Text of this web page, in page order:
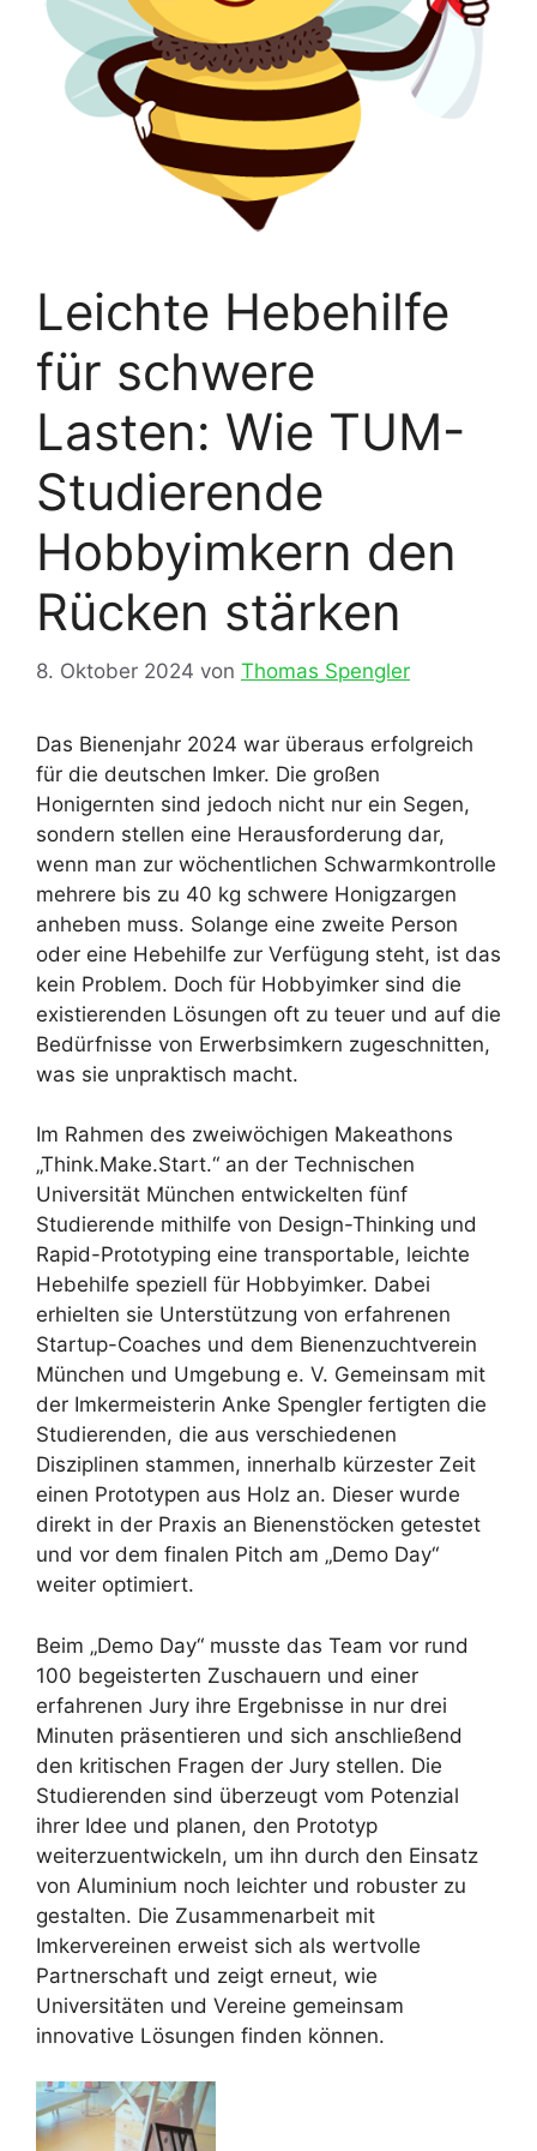
Leichte Hebehilfe
für schwere
Lasten: Wie TUM-
Studierende
Hobbyimkern den
Rücken stärken
8. Oktober 2024 von Thomas Spengler
Das Bienenjahr 2024 war überaus erfolgreich
für die deutschen Imker. Die großen
Honigernten sind jedoch nicht nur ein Segen,
sondern stellen eine Herausforderung dar,
wenn man zur wöchentlichen Schwarmkontrolle
mehrere bis zu 40 kg schwere Honigzargen
anheben muss. Solange eine zweite Person
oder eine Hebehilfe zur Verfügung steht, ist das
kein Problem. Doch für Hobbyimker sind die
existierenden Lösungen oft zu teuer und auf die
Bedürfnisse von Erwerbsimkern zugeschnitten,
was sie unpraktisch macht.
Im Rahmen des zweiwöchigen Makeathons
„Think.Make.Start.“ an der Technischen
Universität München entwickelten fünf
Studierende mithilfe von Design-Thinking und
Rapid-Prototyping eine transportable, leichte
Hebehilfe speziell für Hobbyimker. Dabei
erhielten sie Unterstützung von erfahrenen
Startup-Coaches und dem Bienenzuchtverein
München und Umgebung e. V. Gemeinsam mit
der Imkermeisterin Anke Spengler fertigten die
Studierenden, die aus verschiedenen
Disziplinen stammen, innerhalb kürzester Zeit
einen Prototypen aus Holz an. Dieser wurde
direkt in der Praxis an Bienenstöcken getestet
und vor dem finalen Pitch am „Demo Day“
weiter optimiert.
Beim „Demo Day“ musste das Team vor rund
100 begeisterten Zuschauern und einer
erfahrenen Jury ihre Ergebnisse in nur drei
Minuten präsentieren und sich anschließend
den kritischen Fragen der Jury stellen. Die
Studierenden sind überzeugt vom Potenzial
ihrer Idee und planen, den Prototyp
weiterzuentwickeln, um ihn durch den Einsatz
von Aluminium noch leichter und robuster zu
gestalten. Die Zusammenarbeit mit
Imkervereinen erweist sich als wertvolle
Partnerschaft und zeigt erneut, wie
Universitäten und Vereine gemeinsam
innovative Lösungen finden können.